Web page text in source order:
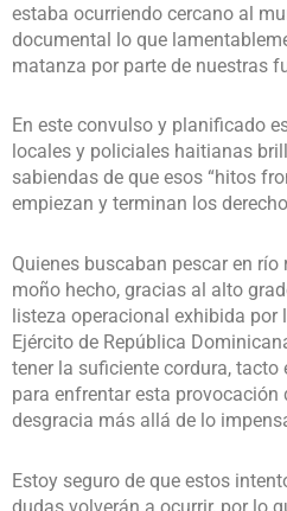
estaba ocurriendo cercano al
documental lo que
matanza por parte de nuestras
En este convulso y planificado
locales y policiales haitianas
sabiendas de que esos “hitos
empiezan y terminan los
Quienes buscaban pescar en río
moño hecho, gracias al alto
listeza operacional exhibida
Ejército de República
tener la suficiente cordura,
para enfrentar esta
desgracia más allá de lo
Estoy seguro de que estos
dudas volverán a ocurrir, por lo